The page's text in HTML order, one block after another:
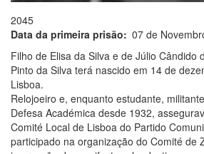
2045
Data da primeira prisão
07 de
Filho de Elisa da Silva e de Júlio Cândido
Pinto da Silva terá nascido em 14 de
Lisboa.
Relojoeiro e, enquanto estudante,
Defesa Académica desde 1932,
Comité Local de Lisboa do Partido
participado na organização do Comité de